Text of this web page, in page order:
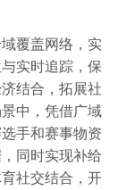
覆盖网络，实
实时追踪，保
结合，拓展社
中，凭借广域
手和赛事物资
同时实现补给
社交结合，开